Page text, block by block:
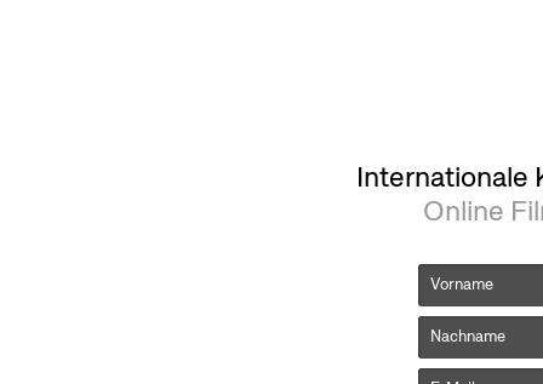
Internationale
Online